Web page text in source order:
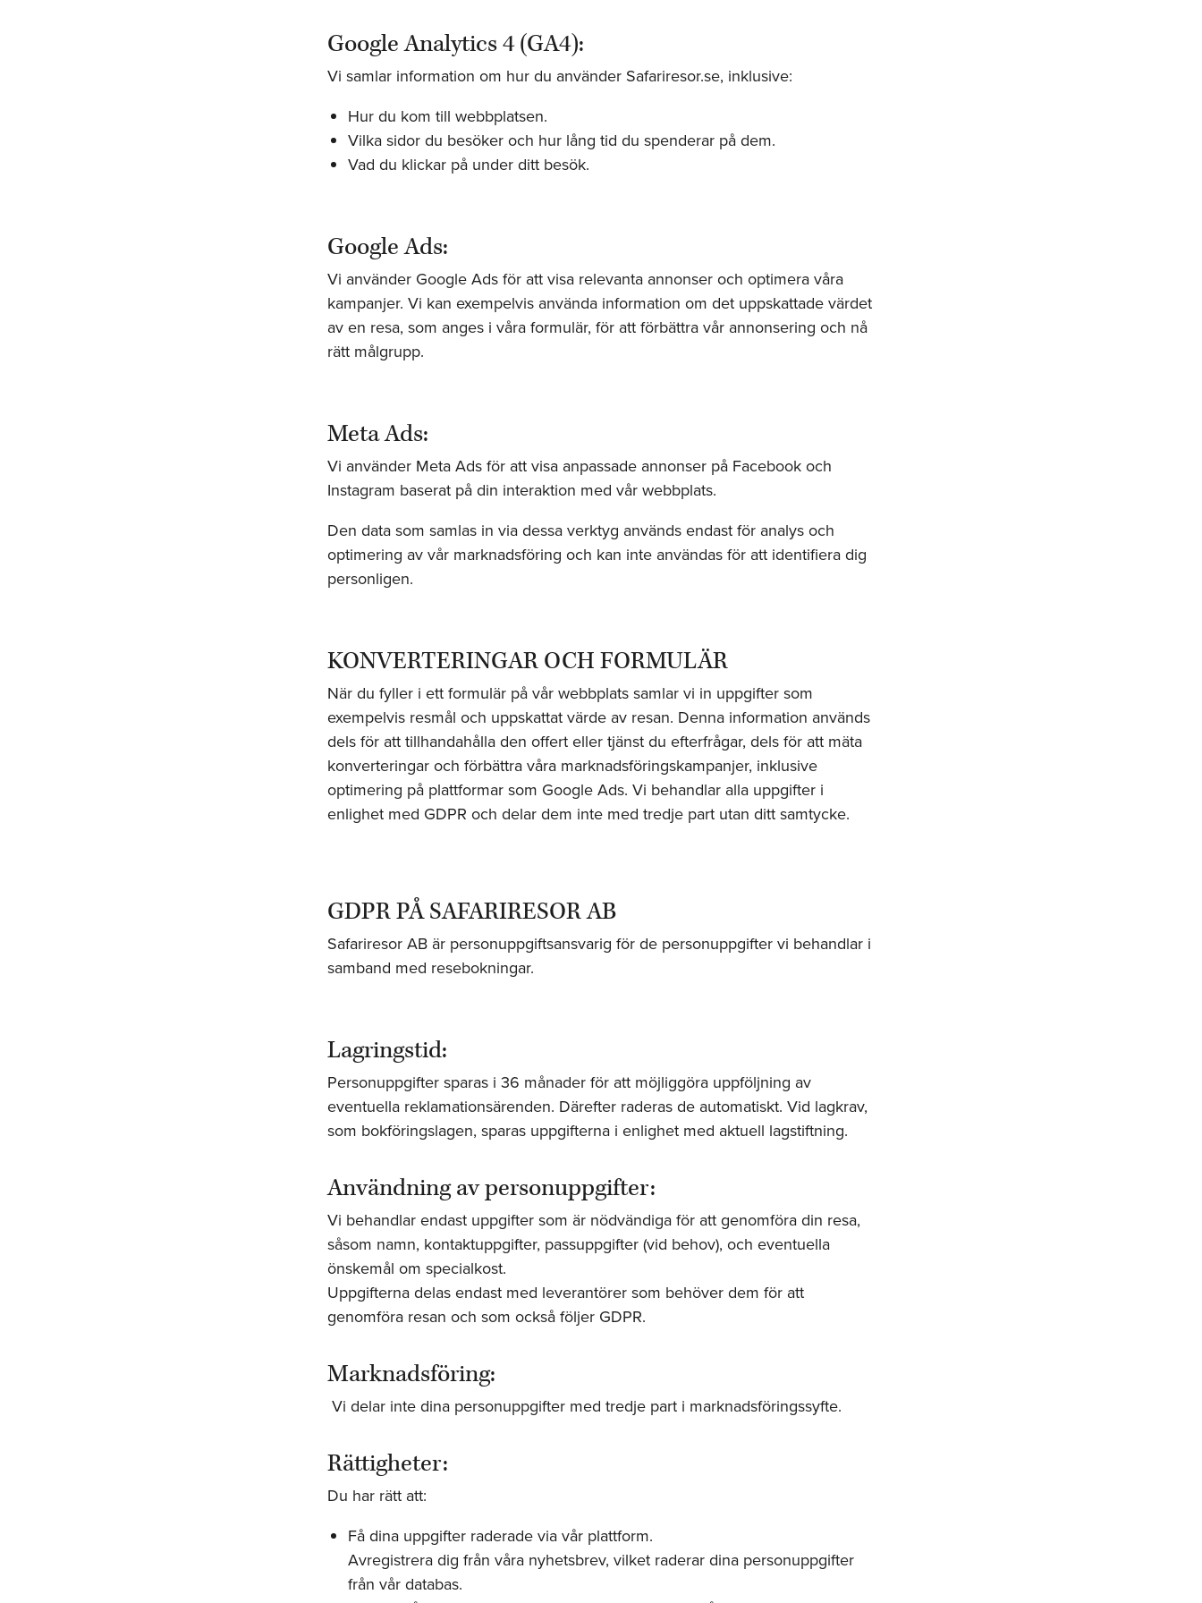
Google Analytics 4 (GA4):
Vi samlar information om hur du använder Safariresor.se, inklusive:
Hur du kom till webbplatsen.
Vilka sidor du besöker och hur lång tid du spenderar på dem.
Vad du klickar på under ditt besök.
Google Ads:
Vi använder Google Ads för att visa relevanta annonser och optimera våra
kampanjer. Vi kan exempelvis använda information om det uppskattade värdet
av en resa, som anges i våra formulär, för att förbättra vår annonsering och nå
rätt målgrupp.
Meta Ads:
Vi använder Meta Ads för att visa anpassade annonser på Facebook och
Instagram baserat på din interaktion med vår webbplats.
Den data som samlas in via dessa verktyg används endast för analys och
optimering av vår marknadsföring och kan inte användas för att identifiera dig
personligen.
KONVERTERINGAR OCH FORMULÄR
När du fyller i ett formulär på vår webbplats samlar vi in uppgifter som
exempelvis resmål och uppskattat värde av resan. Denna information används
dels för att tillhandahålla den offert eller tjänst du efterfrågar, dels för att mäta
konverteringar och förbättra våra marknadsföringskampanjer, inklusive
optimering på plattformar som Google Ads. Vi behandlar alla uppgifter i
enlighet med GDPR och delar dem inte med tredje part utan ditt samtycke.
GDPR PÅ SAFARIRESOR AB
Safariresor AB är personuppgiftsansvarig för de personuppgifter vi behandlar i
samband med resebokningar.
Lagringstid:
Personuppgifter sparas i 36 månader för att möjliggöra uppföljning av
eventuella reklamationsärenden. Därefter raderas de automatiskt. Vid lagkrav,
som bokföringslagen, sparas uppgifterna i enlighet med aktuell lagstiftning.
Användning av personuppgifter:
Vi behandlar endast uppgifter som är nödvändiga för att genomföra din resa,
såsom namn, kontaktuppgifter, passuppgifter (vid behov), och eventuella
önskemål om specialkost.
Uppgifterna delas endast med leverantörer som behöver dem för att
genomföra resan och som också följer GDPR.
Marknadsföring:
Vi delar inte dina personuppgifter med tredje part i marknadsföringssyfte.
Rättigheter:
Du har rätt att:
Få dina uppgifter raderade via vår plattform.
Avregistrera dig från våra nyhetsbrev, vilket raderar dina personuppgifter
från vår databas.